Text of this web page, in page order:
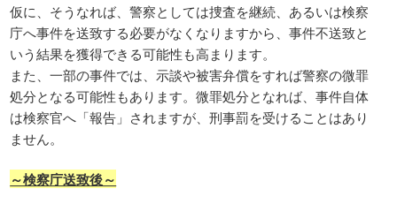
仮に、そうなれば、警察としては捜査を継続、あるいは検察
庁へ事件を送致する必要がなくなりますから、事件不送致と
いう結果を獲得できる可能性も高まります。
また、一部の事件では、示談や被害弁償をすれば警察の微罪
処分となる可能性もあります。微罪処分となれば、事件自体
は検察官へ「報告」されますが、刑事罰を受けることはあり
ません。
～検察庁送致後～